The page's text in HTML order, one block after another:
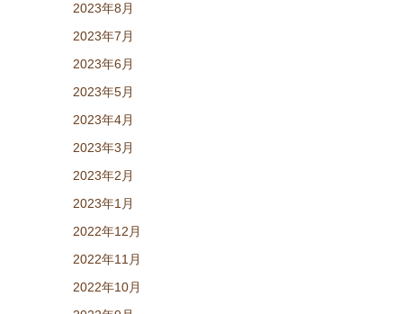
2023年8月
2023年7月
2023年6月
2023年5月
2023年4月
2023年3月
2023年2月
2023年1月
2022年12月
2022年11月
2022年10月